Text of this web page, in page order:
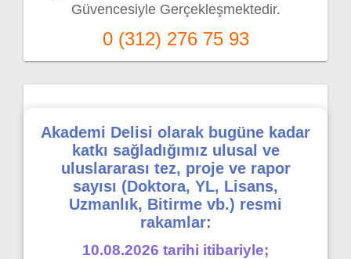
Güvencesiyle Gerçekleşmektedir.
0 (312) 276 75 93
Akademi Delisi olarak bugüne kadar
katkı sağladığımız ulusal ve
uluslararası tez, proje ve rapor
sayısı (Doktora, YL, Lisans,
Uzmanlık, Bitirme vb.) resmi
rakamlar:
10.08.2026 tarihi itibariyle;